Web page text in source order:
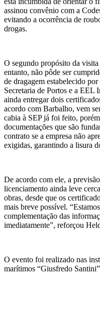
assinou convênio com a
evitando a ocorrência de
drogas.
O segundo propósito da
entanto, não pôde ser
de dragagem estabelecido
Secretaria de Portos e a EEL
ainda entregar dois
acordo com Barbalho, vem
cabia à SEP já foi feito,
documentações que são
contrato se a empresa não
exigidas, garantindo a lisura
De acordo com ele, a
licenciamento ainda leve
obras, desde que os
mais breve possível.
complementação das
imediatamente”, reforçou
O evento foi realizado nas
marítimos “Giusfredo